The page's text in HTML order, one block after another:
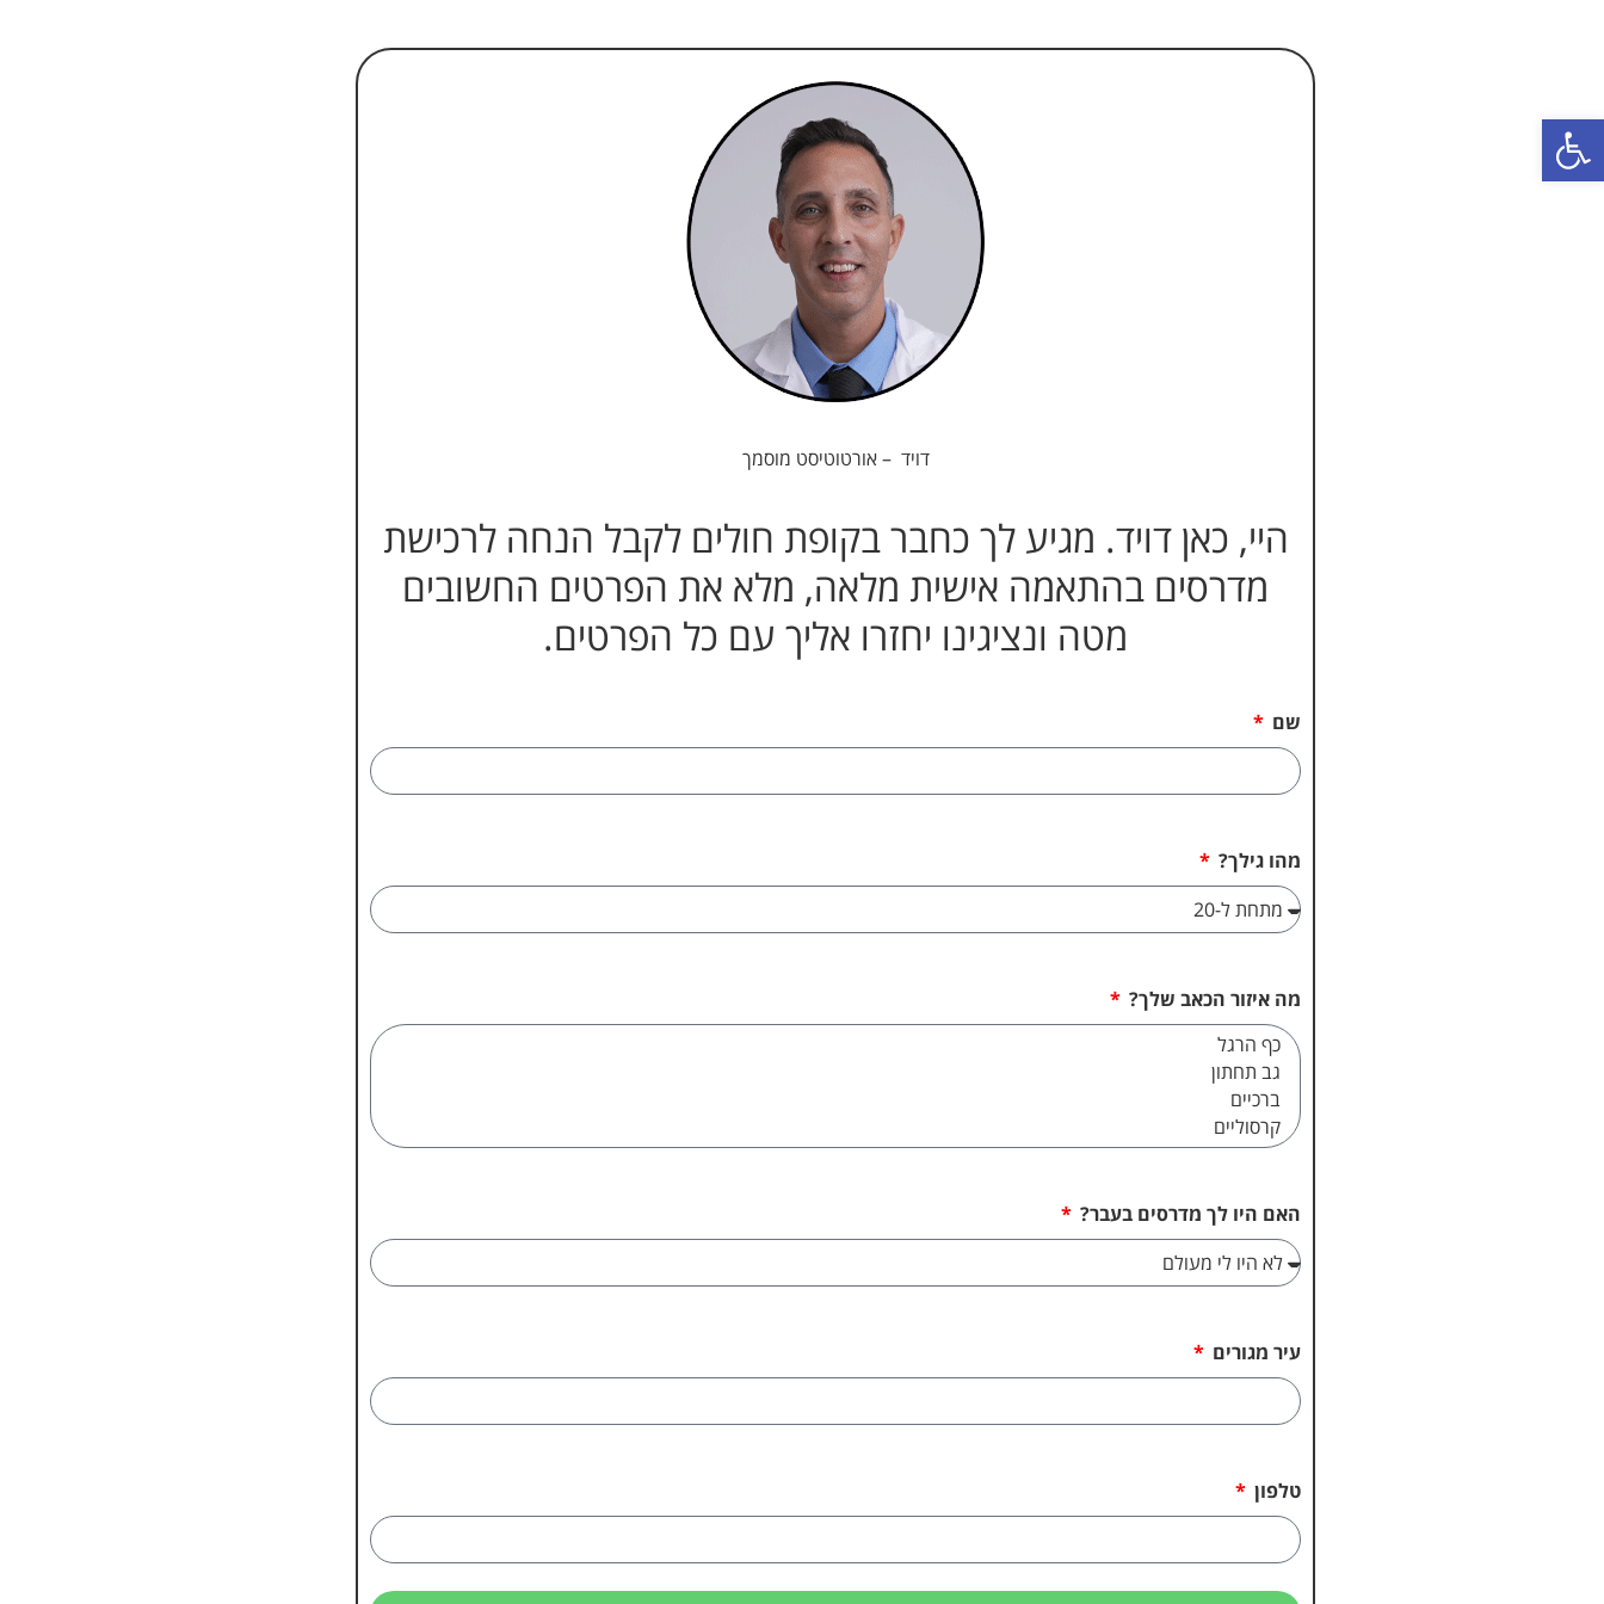
דויד – אורטוטיסט מוסמך
היי, כאן דויד. מגיע לך כחבר בקופת חולים לקבל הנחה לרכישת
מדרסים בהתאמה אישית מלאה, מלא את הפרטים החשובים
מטה ונציגינו יחזרו אליך עם כל הפרטים.
שם
מהו גילך?
מה איזור הכאב שלך?
האם היו לך מדרסים בעבר?
עיר מגורים
טלפון
פתח סרגל נגישות